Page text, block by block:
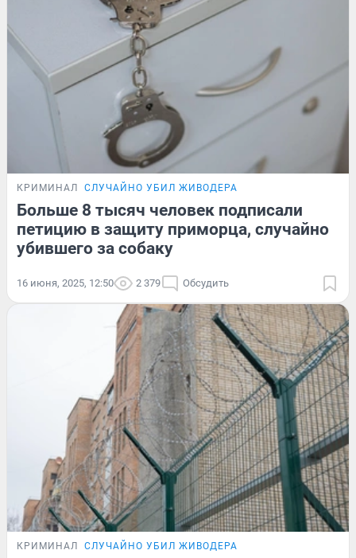
КРИМИНАЛ СЛУЧАЙНО УБИЛ ЖИВОДЕРА
Больше 8 тысяч человек подписали
петицию в защиту приморца, случайно
убившего за собаку
16 июня, 2025, 12:50 2 379 Обсудить
КРИМИНАЛ СЛУЧАЙНО УБИЛ ЖИВОДЕРА